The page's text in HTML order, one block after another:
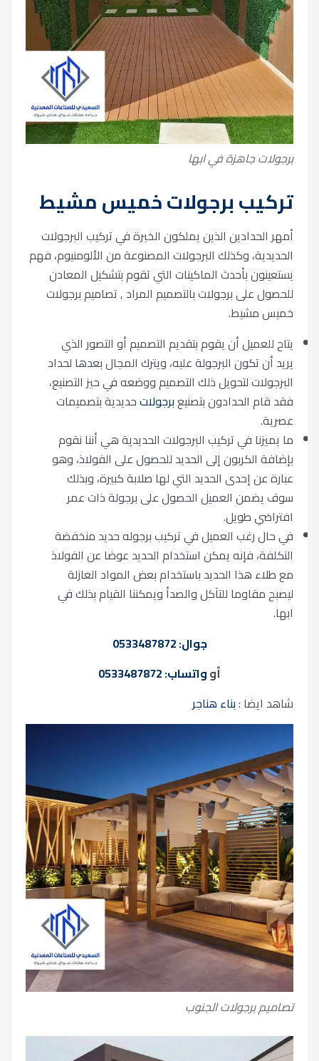
برجولات جاهزة في ابها
تركيب برجولات خميس مشيط
أمهر الحدادين الذين يملكون الخبرة في تركيب البرجولات
الحديدية، وكذلك البرجولات المصنوعة من الألومنيوم، فهم
يستعينون بأحدث الماكينات التي تقوم بتشكيل المعادن
للحصول على برجولات بالتصميم المراد , تصاميم برجولات
خميس مشيط.
يتاح للعميل أن يقوم بتقديم التصميم أو التصور الذي
يريد أن تكون البرجولة عليه، ويترك المجال بعدها لحداد
البرجولات لتحويل ذلك التصميم ووضعه في حيز التصنيع،
فقد قام الحدادون بتصنيعبرجولاتحديدية بتصميمات
عصرية.
ما يميزنا في تركيب البرجولات الحديدية هي أننا نقوم
بإضافة الكربون إلى الحديد للحصول على الفولاذ، وهو
عبارة عن إحدى الحديد التي لها صلابة كبيرة، وبذلك
سوف يضمن العميل الحصول على برجولة ذات عمر
افتراضي طويل.
في حال رغب العميل في تركيب برجوله حديد منخفضة
التكلفة، فإنه يمكن استخدام الحديد عوضا عن الفولاذ
مع طلاء هذا الحديد باستخدام بعض المواد العازلة
ليصبح مقاوما للتآكل والصدأ ويمكننا القيام بذلك في
ابها.
جوال: 0533487872
أوواتساب: 0533487872
شاهد ايضا :بناء هناجر
تصاميم برجولات الجنوب